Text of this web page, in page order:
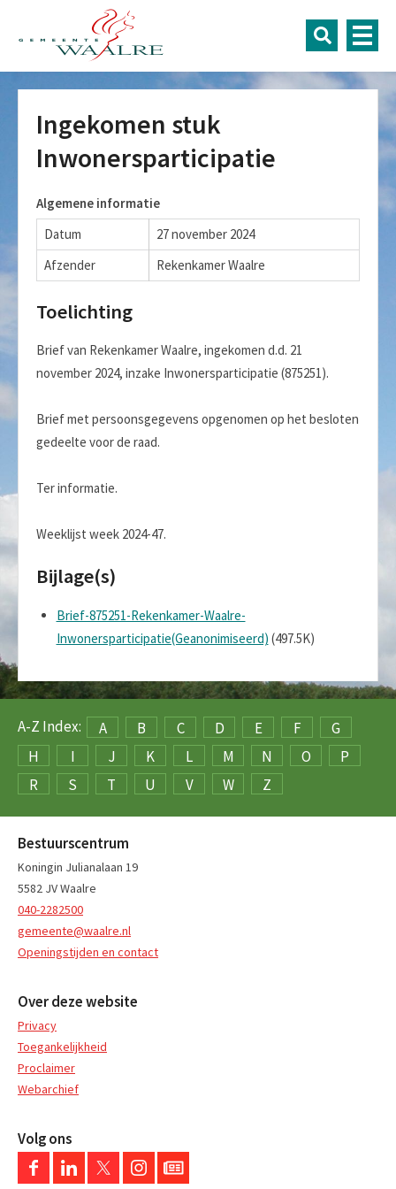
Ingekomen stuk
Inwonersparticipatie
Algemene informatie
Datum
27 november 2024
Afzender
Rekenkamer Waalre
Toelichting
Brief van Rekenkamer Waalre, ingekomen d.d. 21
november 2024, inzake Inwonersparticipatie (875251).
Brief met persoonsgegevens opgenomen op het besloten
gedeelte voor de raad.
Ter informatie.
Weeklijst week 2024-47.
Bijlage(s)
Brief-875251-Rekenkamer-Waalre-
Inwonersparticipatie(Geanonimiseerd) (497.5K)
A-Z Index: A B C D E F
G
H
I J K L M N O
P
R
S T U V W Z
Bestuurscentrum
Koningin Julianalaan 19
5582 JV Waalre
040-2282500
gemeente@waalre.nl
Openingstijden en contact
Over deze website
Privacy
Toegankelijkheid
Proclaimer
Webarchief
Volg ons